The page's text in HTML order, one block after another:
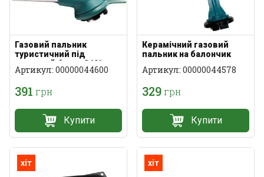
Газовий пальник
туристичний під
цанговий балон 360°
Артикул: 00000044600
391 грн
Купити
Керамічний газовий
пальник на балончик
Артикул: 00000044578
329грн
Купити
хіт хіт